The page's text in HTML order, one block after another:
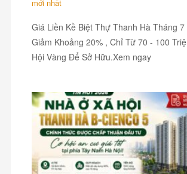
mới nhất
Giá Liền Kề Biệt Thự Thanh Hà Tháng 7
Giảm Khoảng 20% , Chỉ Từ 70 - 100
Hội Vàng Để Sở Hữu.Xem ngay